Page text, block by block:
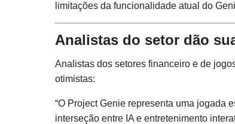
limitações da funcionalidade atual do
Analistas do setor dão
Analistas dos setores financeiro e de
otimistas:
“O Project Genie representa uma jogada
interseção entre IA e entretenimento